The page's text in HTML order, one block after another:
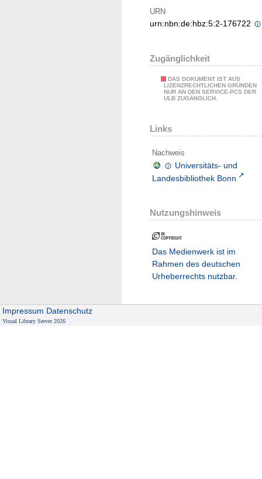
URN
urn:nbn:de:hbz:5:2-176722
Zugänglichkeit
DAS DOKUMENT IST AUS
LIZENZRECHTLICHEN GRÜNDEN
NUR AN DEN SERVICE-PCS DER
ULB ZUGÄNGLICH.
Links
Nachweis
Universitäts- und
Landesbibliothek Bonn
Nutzungshinweis
Das Medienwerk ist im
Rahmen des deutschen
Urheberrechts nutzbar.
Impressum Datenschutz
Visual Library Server 2026